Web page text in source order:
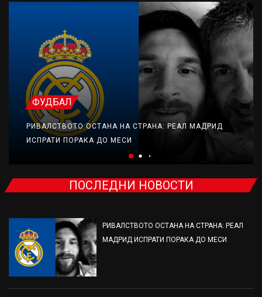
ФУДБАЛ
РИВАЛСТВОТО ОСТАНА НА СТРАНА: РЕАЛ МАДРИД
ИСПРАТИ ПОРАКА ДО МЕСИ
ПОСЛЕДНИ НОВОСТИ
РИВАЛСТВОТО ОСТАНА НА СТРАНА: РЕАЛ
МАДРИД ИСПРАТИ ПОРАКА ДО МЕСИ